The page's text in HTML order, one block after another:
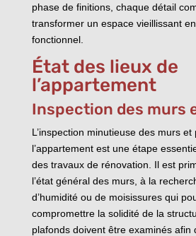
phase de finitions, chaque détail
transformer un espace vieillissant
fonctionnel.
État des lieux de
l’appartement
Inspection des murs
L’inspection minutieuse des murs et
l’appartement est une étape
des travaux de rénovation. Il est
l’état général des murs, à la
d’humidité ou de moisissures qui
compromettre la solidité de la
plafonds doivent être examinés afin